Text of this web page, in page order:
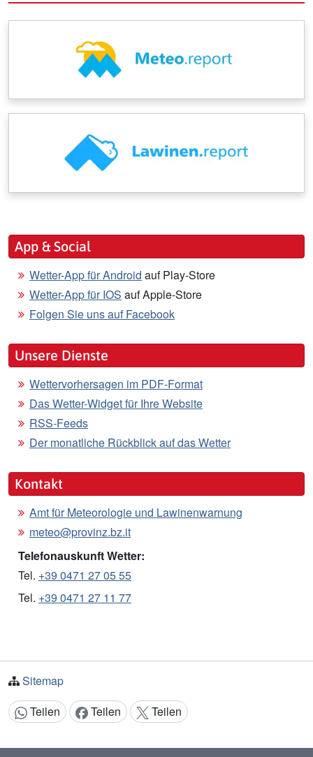
App & Social
Wetter-App für Android auf Play-Store
Wetter-App für IOS auf Apple-Store
Folgen Sie uns auf Facebook
Unsere Dienste
Wettervorhersagen im PDF-Format
Das Wetter-Widget für Ihre Website
RSS-Feeds
Der monatliche Rückblick auf das Wetter
Kontakt
Amt für Meteorologie und Lawinenwarnung
meteo@provinz.bz.it
Telefonauskunft Wetter:
Tel. +39 0471 27 05 55
Tel. +39 0471 27 11 77
Sitemap
Inhalt teilen:
Teilen Teilen Teilen